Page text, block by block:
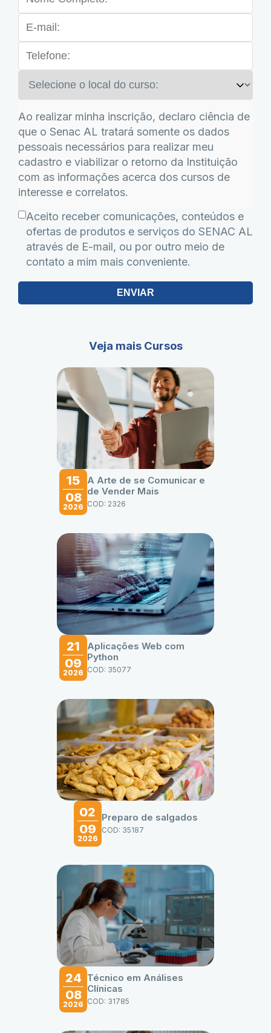
Ao realizar minha inscrição, declaro ciência de
que o Senac AL tratará somente os dados
pessoais necessários para realizar meu
cadastro e viabilizar o retorno da Instituição
com as informações acerca dos cursos de
interesse e correlatos.
Aceito receber comunicações, conteúdos e
ofertas de produtos e serviços do SENAC AL
através de E-mail, ou por outro meio de
contato a mim mais conveniente.
ENVIAR
Veja mais Cursos
15
08
2026
A Arte de se Comunicar e
de Vender Mais
COD: 2326
21
09
2026
Aplicações Web com
Python
COD: 35077
02
09
2026
Preparo de salgados
COD: 35187
24
08
2026
Técnico em Análises
Clínicas
COD: 31785